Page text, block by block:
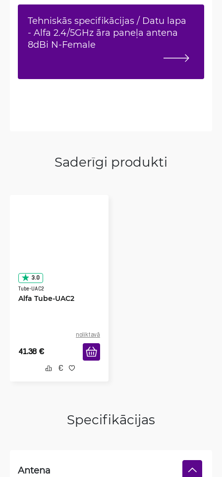
Tehniskās specifikācijas / Datu lapa
- Alfa 2.4/5GHz āra paneļa antena
8dBi N-Female
Saderīgi produkti
3.0
Tube-UAC2
Alfa Tube-UAC2
noliktavā
41.38 €
Specifikācijas
Antena